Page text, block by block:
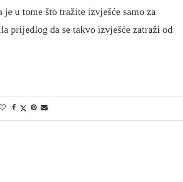
u tome što tražite izvješće samo za
prijedlog da se takvo izvješće zatraži od